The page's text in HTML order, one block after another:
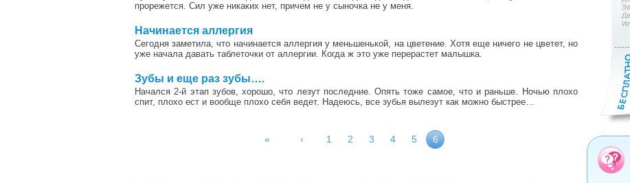
прорежется. Сил уже никаких нет, причем не у сыночка не у меня.
Начинается аллергия
Сегодня заметила, что начинается аллергия у меньшенькой, на цветение. Хотя еще ничего не цветет, но
уже начала давать таблеточки от аллергии. Когда ж это уже перерастет малышка.
Зубы и еще раз зубы….
Начался 2-й этап зубов, хорошо, что лезут последние. Опять тоже самое, что и раньше. Ночью плохо
спит, плохо ест и вообще плохо себя ведет. Надеюсь, все зубья вылезут как можно быстрее…
« ‹ 1 2 3 4 5 6 01234567